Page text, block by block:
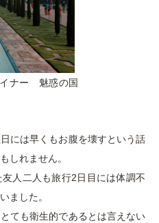
ナー 魅惑の国
には早くもお腹を壊すという話
しれません。
人二人も旅行2日目には体調不
ました。
ても衛生的であるとは言えない